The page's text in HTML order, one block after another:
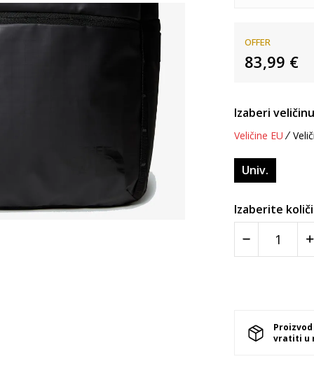
OFFER
83,99 €
Izaberi
Veličine EU
Univ.
Izaberite
vratiti u